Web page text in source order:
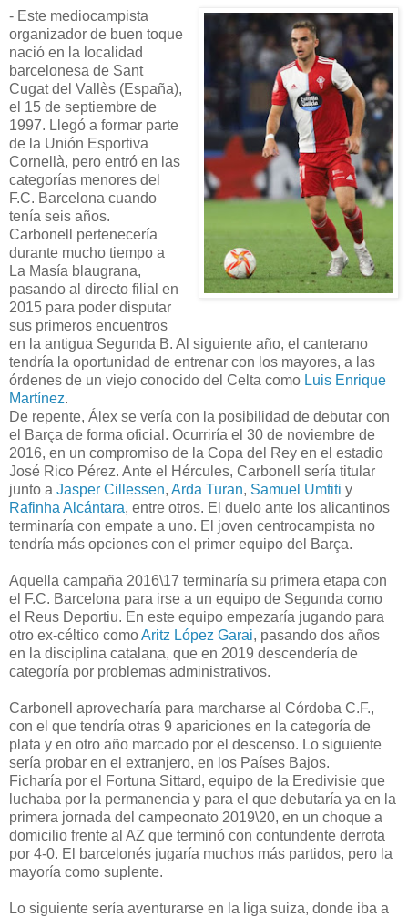
- Este mediocampista
organizador de buen toque
nació en la localidad
barcelonesa de Sant
Cugat del Vallès (España),
el 15 de septiembre de
1997. Llegó a formar parte
de la Unión Esportiva
Cornellà, pero entró en las
categorías menores del
F.C. Barcelona cuando
tenía seis años.
Carbonell pertenecería
durante mucho tiempo a
La Masía blaugrana,
pasando al directo filial en
2015 para poder disputar
sus primeros encuentros
en la antigua Segunda B. Al siguiente año, el canterano
tendría la oportunidad de entrenar con los mayores, a las
órdenes de un viejo conocido del Celta como Luis Enrique
Martínez.
De repente, Álex se vería con la posibilidad de debutar con
el Barça de forma oficial. Ocurriría el 30 de noviembre de
2016, en un compromiso de la Copa del Rey en el estadio
José Rico Pérez. Ante el Hércules, Carbonell sería titular
junto a Jasper Cillessen, Arda Turan, Samuel Umtiti y
Rafinha Alcántara, entre otros. El duelo ante los alicantinos
terminaría con empate a uno. El joven centrocampista no
tendría más opciones con el primer equipo del Barça.
Aquella campaña 2016\17 terminaría su primera etapa con
el F.C. Barcelona para irse a un equipo de Segunda como
el Reus Deportiu. En este equipo empezaría jugando para
otro ex-céltico comoAritz López Garai, pasando dos años
en la disciplina catalana, que en 2019 descendería de
categoría por problemas administrativos.
Carbonell aprovecharía para marcharse al Córdoba C.F.,
con el que tendría otras 9 apariciones en la categoría de
plata y en otro año marcado por el descenso. Lo siguiente
sería probar en el extranjero, en los Países Bajos.
Ficharía por el Fortuna Sittard, equipo de la Eredivisie que
luchaba por la permanencia y para el que debutaría ya en la
primera jornada del campeonato 2019\20, en un choque a
domicilio frente al AZ que terminó con contundente derrota
por 4-0. El barcelonés jugaría muchos más partidos, pero la
mayoría como suplente.
Lo siguiente sería aventurarse en la liga suiza, donde iba a